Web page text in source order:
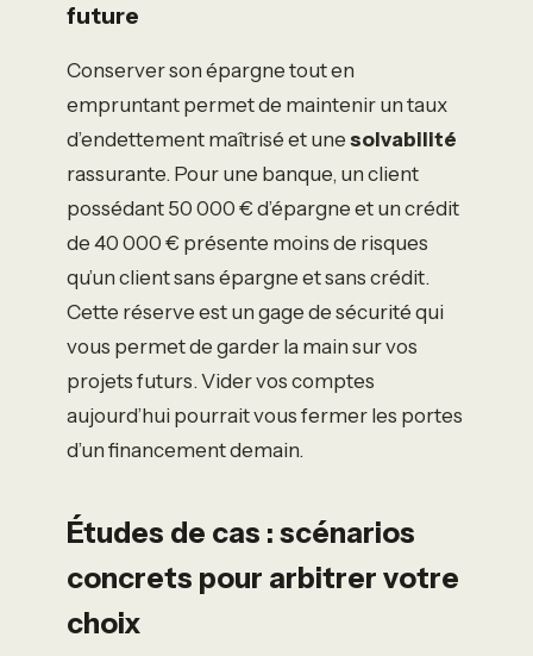
future
Conserver son épargne tout en
empruntant permet de maintenir un taux
d’endettement maîtrisé et une solvabilité
rassurante. Pour une banque, un client
possédant 50 000 € d’épargne et un crédit
de 40 000 € présente moins de risques
qu’un client sans épargne et sans crédit.
Cette réserve est un gage de sécurité qui
vous permet de garder la main sur vos
projets futurs. Vider vos comptes
aujourd’hui pourrait vous fermer les portes
d’un financement demain.
Études de cas : scénarios
concrets pour arbitrer votre
choix